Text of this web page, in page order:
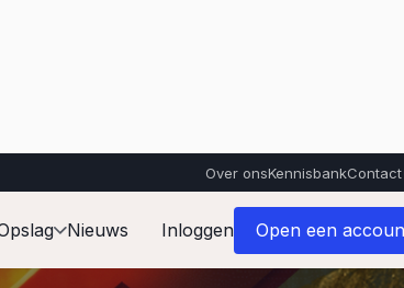
Over onsKennisbankContact
Nieuws Inloggen Open een